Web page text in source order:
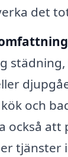
det
och
också att
tjänster